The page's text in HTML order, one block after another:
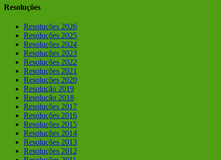
Resoluções
Resoluções 2026
Resoluções 2025
Resoluções 2024
Resoluções 2023
Resoluções 2022
Resoluções 2021
Resoluções 2020
Resolução 2019
Resolução 2018
Resoluções 2017
Resoluções 2016
Resoluções 2015
Resoluções 2014
Resoluções 2013
Resoluções 2012